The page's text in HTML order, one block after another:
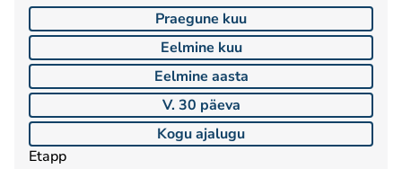
Praegune kuu
Eelmine kuu
Eelmine aasta
V. 30 päeva
Kogu ajalugu
Etapp